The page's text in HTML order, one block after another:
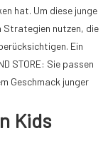
hat. Um diese junge
Strategien nutzen, die
Ein
STORE: Sie passen
Geschmack junger
Kids